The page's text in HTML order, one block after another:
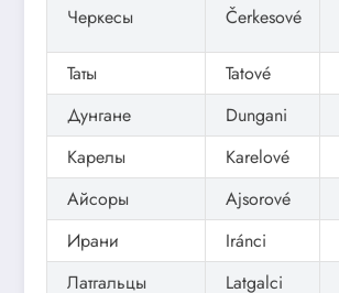
Черкесы Čerkesové
Таты Tatové
Дунгане
Dungani
Карелы
Karelové
Айсоры
Ajsorové
Ирани
Iránci
Латгальцы
Latgalci